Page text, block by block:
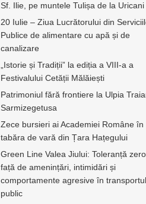
Sf. Ilie, pe muntele Tulișa de la Uricani
20 Iulie – Ziua Lucrătorului din
Publice de alimentare cu apă și de
canalizare
„Istorie și Tradiții” la ediția a VIII-a a
Festivalului Cetății Mălăiești
Patrimoniul fără frontiere la Ulpia
Sarmizegetusa
Zece bursieri ai Academiei Române în
tabăra de vară din Țara Hațegului
Green Line Valea Jiului: Toleranță zero
față de amenințări, intimidări și
comportamente agresive în transportul
public